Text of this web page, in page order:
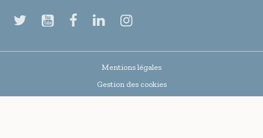
Mentions légales
Gestion des cookies